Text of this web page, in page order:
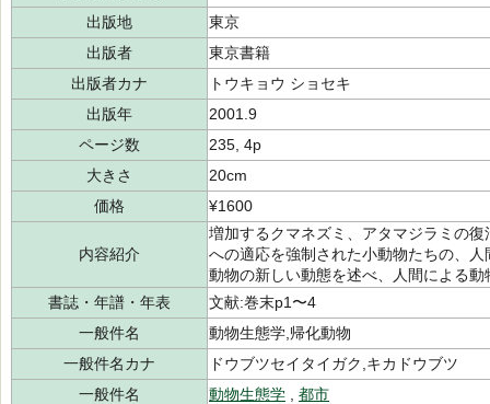
出版地
東京
出版者
東京書籍
出版者カナ
トウキョウ ショセキ
出版年
2001.9
ページ数
235, 4p
大きさ
20cm
価格
¥1600
内容紹介
増加するクマネズミ、アタマジラミの
への適応を強制された小動物たちの、
動物の新しい動態を述べ、人間による
書誌・年譜・年表
文献:巻末p1〜4
一般件名
動物生態学,帰化動物
一般件名カナ
ドウブツセイタイガク,キカドウブツ
一般件名
動物生態学
都市